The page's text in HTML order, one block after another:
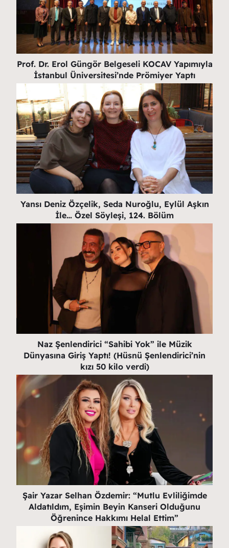
Prof. Dr. Erol Güngör Belgeseli KOCAV Yapımıyla
İstanbul Üniversitesi’nde Prömiyer Yaptı
Yansı Deniz Özçelik, Seda Nuroğlu, Eylül Aşkın
İle… Özel Söyleşi, 124. Bölüm
Naz Şenlendirici “Sahibi Yok” ile Müzik
Dünyasına Giriş Yaptı! (Hüsnü Şenlendirici’nin
kızı 50 kilo verdi)
Şair Yazar Selhan Özdemir: “Mutlu Evliliğimde
Aldatıldım, Eşimin Beyin Kanseri Olduğunu
Öğrenince Hakkımı Helal Ettim”